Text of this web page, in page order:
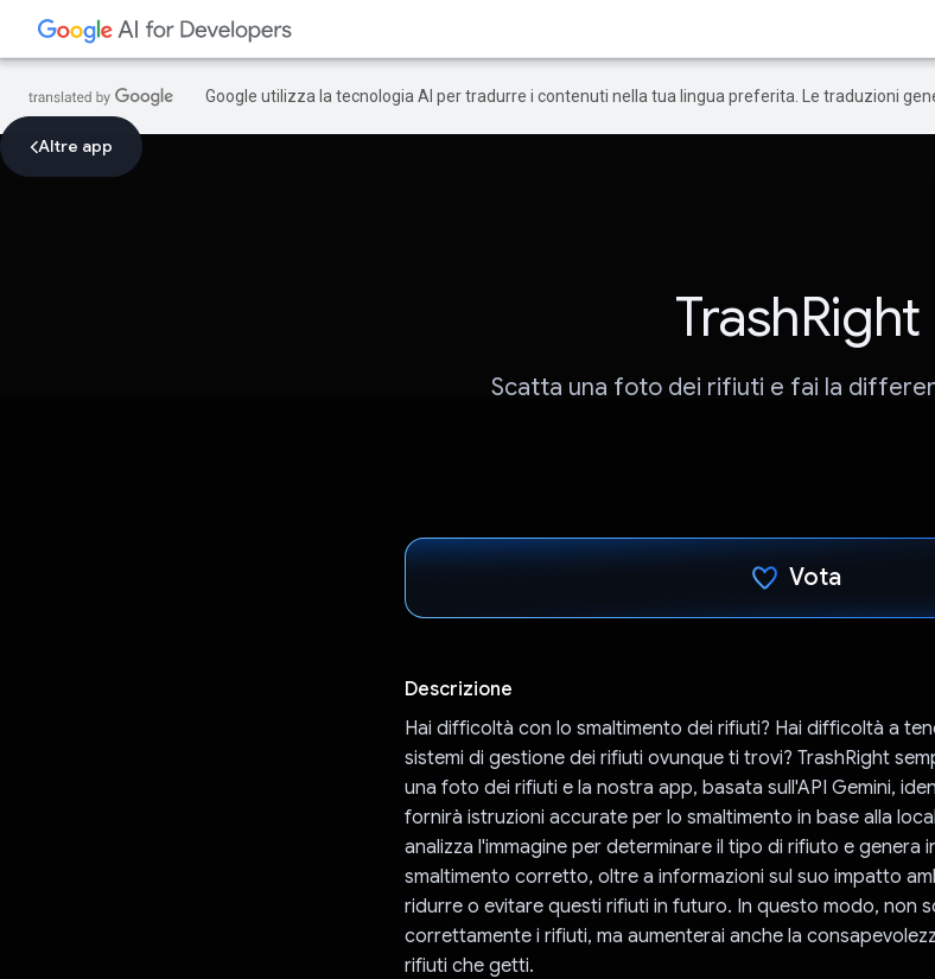
Google utilizza la tecnologia AI per tradurre i contenuti nella tua lingua preferita. Le traduzioni
Altre app
TrashRight
Scatta una foto dei rifiuti e fai la
Vota
Descrizione
Hai difficoltà con lo smaltimento dei rifiuti? Hai difficoltà a
sistemi di gestione dei rifiuti ovunque ti trovi? TrashRight
una foto dei rifiuti e la nostra app, basata sull'API Gemini,
fornirà istruzioni accurate per lo smaltimento in base alla
analizza l'immagine per determinare il tipo di rifiuto e genera
smaltimento corretto, oltre a informazioni sul suo impatto
ridurre o evitare questi rifiuti in futuro. In questo modo, non
correttamente i rifiuti, ma aumenterai anche la
rifiuti che getti.